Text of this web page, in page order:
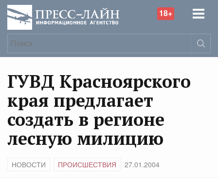
18+
ГУВД Красноярского
края предлагает
создать в регионе
лесную милицию
НОВОСТИ ПРОИСШЕСТВИЯ 27.01.2004